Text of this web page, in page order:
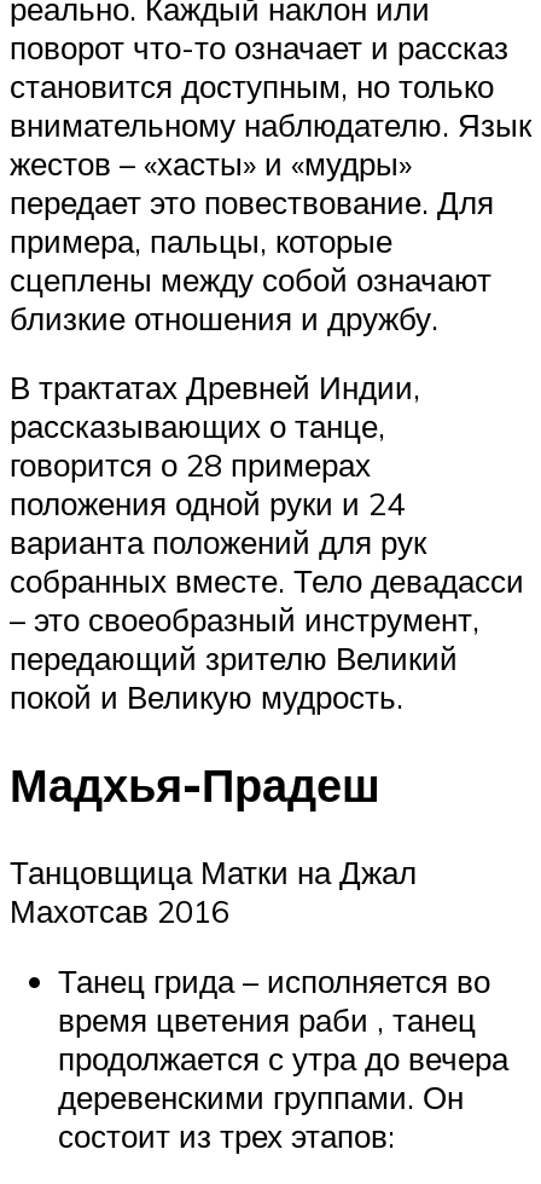
реально. Каждый наклон или
поворот что-то означает и рассказ
становится доступным, но только
внимательному наблюдателю. Язык
жестов – «хасты» и «мудры»
передает это повествование. Для
примера, пальцы, которые
сцеплены между собой означают
близкие отношения и дружбу.
В трактатах Древней Индии,
рассказывающих о танце,
говорится о 28 примерах
положения одной руки и 24
варианта положений для рук
собранных вместе. Тело девадасси
– это своеобразный инструмент,
передающий зрителю Великий
покой и Великую мудрость.
Мадхья-Прадеш
Танцовщица Матки на Джал
Махотсав 2016
Танец грида – исполняется во
время цветения раби , танец
продолжается с утра до вечера
деревенскими группами. Он
состоит из трех этапов: